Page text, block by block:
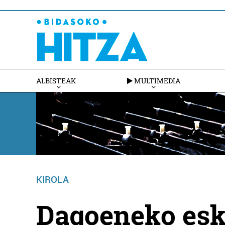
ALBISTEAK MULTIMEDIA
KIROLA
Dagoeneko